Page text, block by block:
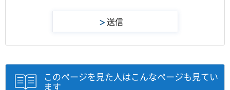
このページを見た人はこんなページも見てい
ます